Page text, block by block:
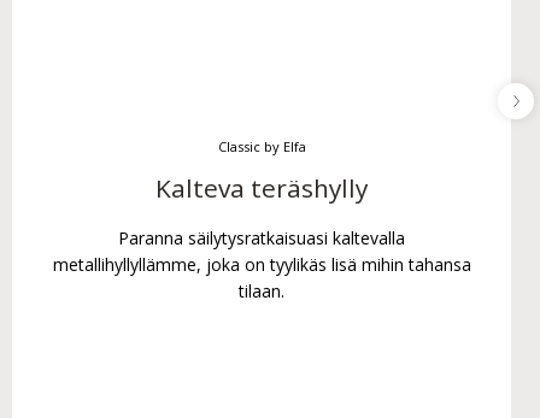
Classic by Elfa
Kalteva teräshylly
Paranna säilytysratkaisuasi kaltevalla
metallihyllyllämme, joka on tyylikäs lisä mihin tahansa
tilaan.